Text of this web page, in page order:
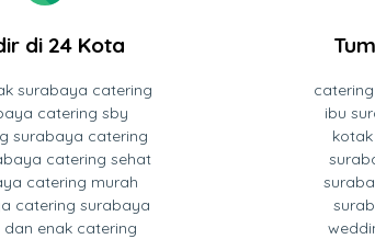
di 24 Kota
surabaya catering
catering sby
surabaya catering
catering sehat
catering murah
catering surabaya
dan enak catering
ibu